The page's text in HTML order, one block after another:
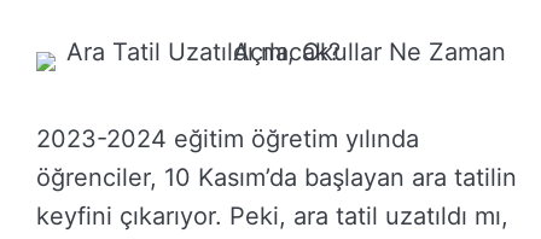
2023-2024 eğitim öğretim yılında
öğrenciler, 10 Kasım’da başlayan ara tatilin
keyfini çıkarıyor. Peki, ara tatil uzatıldı mı,